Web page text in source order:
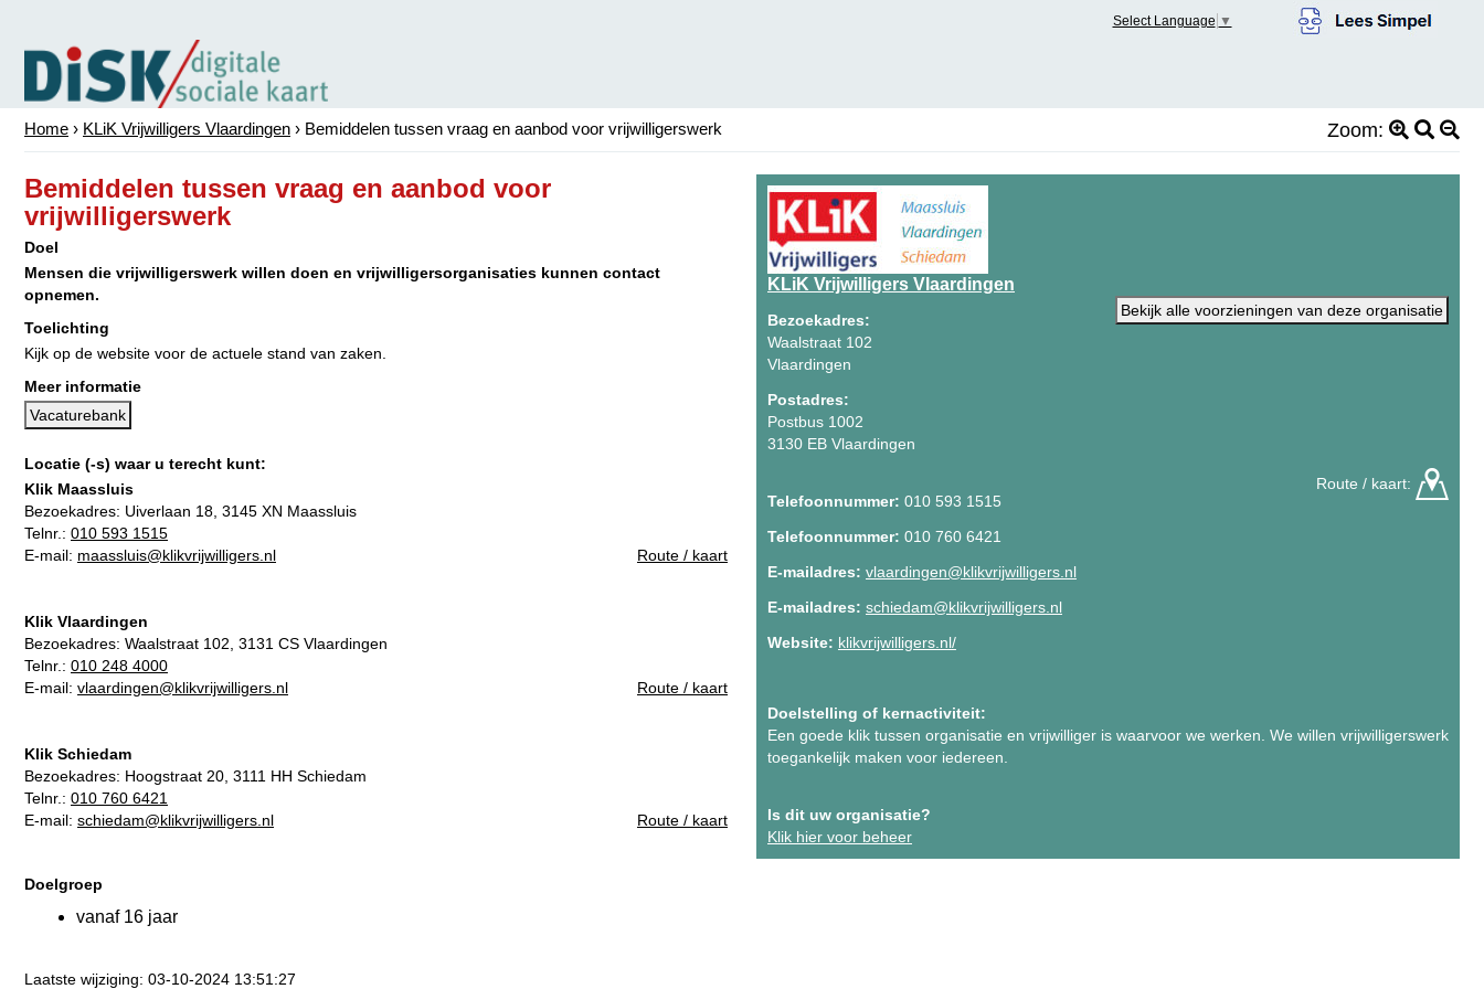
Select Language ▼
Home › KLiK Vrijwilligers Vlaardingen › Bemiddelen tussen vraag en aanbod voor vrijwilligerswerk Zoom:
Bemiddelen tussen vraag en aanbod voor
vrijwilligerswerk
Doel
Mensen die vrijwilligerswerk willen doen en vrijwilligersorganisaties kunnen contact
opnemen.
Toelichting
Kijk op de website voor de actuele stand van zaken.
Meer informatie
Vacaturebank
Locatie (-s) waar u terecht kunt:
Klik Maassluis
Bezoekadres: Uiverlaan 18, 3145 XN Maassluis
Telnr.: 010 593 1515
E-mail: maassluis@klikvrijwilligers.nl Route / kaart
Klik Vlaardingen
Bezoekadres: Waalstraat 102, 3131 CS Vlaardingen
Telnr.: 010 248 4000
E-mail: vlaardingen@klikvrijwilligers.nl Route / kaart
Klik Schiedam
Bezoekadres: Hoogstraat 20, 3111 HH Schiedam
Telnr.: 010 760 6421
E-mail: schiedam@klikvrijwilligers.nl Route / kaart
Doelgroep
vanaf 16 jaar
Laatste wijziging: 03-10-2024 13:51:27
KLiK Vrijwilligers Vlaardingen
Bekijk alle voorzieningen van deze organisatie
Bezoekadres:
Waalstraat 102
Vlaardingen
Postadres:
Postbus 1002
3130 EB Vlaardingen
Route / kaart:
Telefoonnummer: 010 593 1515
Telefoonnummer: 010 760 6421
E-mailadres: vlaardingen@klikvrijwilligers.nl
E-mailadres: schiedam@klikvrijwilligers.nl
Website: klikvrijwilligers.nl/
Doelstelling of kernactiviteit:
Een goede klik tussen organisatie en vrijwilliger is waarvoor we werken. We willen vrijwilligerswerk
toegankelijk maken voor iedereen.
Is dit uw organisatie?
Klik hier voor beheer